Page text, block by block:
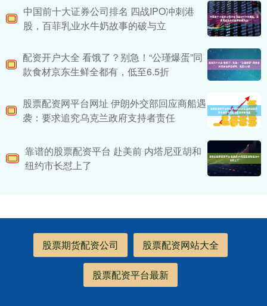
中国前十大证券公司排名 四战IPO冲刺港
股，百菲乳业水牛奶故事的破与立
配资开户大全 看饿了？别急！“公瑾爆蛋”同
款食材京东生鲜全都有，低至6.5折
股票配资网平台网址 伊朗外交部回应商船遇
袭：要求追究乌克兰政府支持者责任
靠谱的股票配资平台 赴美前 内塔尼亚胡和
纽约市长怼上了
股票期货配资公司 股票配资网站大全
股票配资平台最新